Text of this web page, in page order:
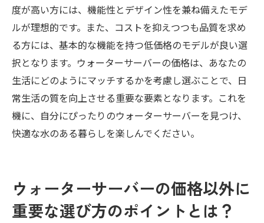
度が高い方には、機能性とデザイン性を兼ね備えたモデ
ルが理想的です。また、コストを抑えつつも品質を求め
る方には、基本的な機能を持つ低価格のモデルが良い選
択となります。ウォーターサーバーの価格は、あなたの
生活にどのようにマッチするかを考慮し選ぶことで、日
常生活の質を向上させる重要な要素となります。これを
機に、自分にぴったりのウォーターサーバーを見つけ、
快適な水のある暮らしを楽しんでください。
ウォーターサーバーの価格以外に
重要な選び方のポイントとは？